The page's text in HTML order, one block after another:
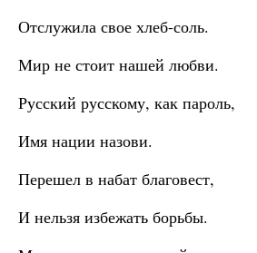
Отслужила свое хлеб-соль.
Мир не стоит нашей любви.
Русский русскому, как пароль,
Имя нации назови.
Перешел в набат благовест,
И нельзя избежать борьбы.